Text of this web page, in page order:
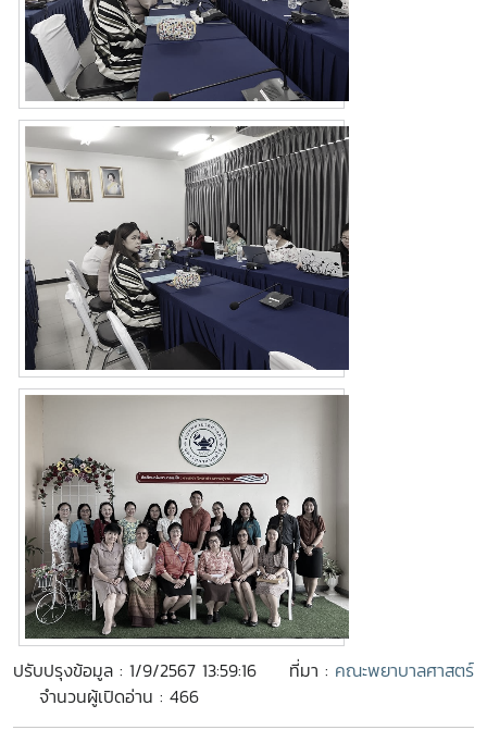
ปรับปรุงข้อมูล : 1/9/2567 13:59:16 ที่มา : คณะพยาบาลศาสตร์
จำนวนผู้เปิดอ่าน : 466